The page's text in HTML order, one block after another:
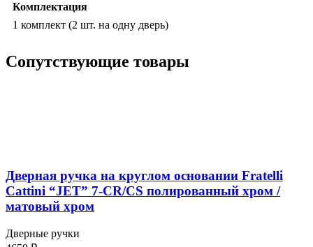
Комплектация
1 комплект (2 шт. на одну дверь)
Сопутствующие товары
Дверная ручка на круглом основании Fratelli
Cattini “JET” 7-CR/CS полированный хром /
матовый хром
Дверные ручки